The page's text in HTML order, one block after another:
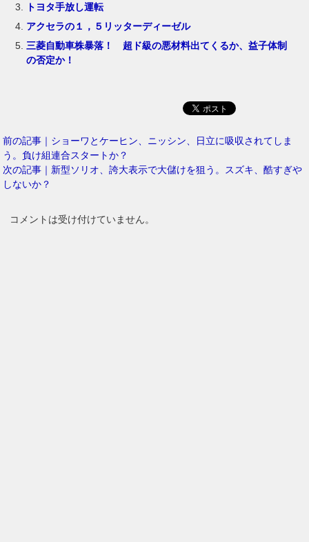
トヨタ手放し運転
アクセラの１，５リッターディーゼル
三菱自動車株暴落！ 超ド級の悪材料出てくるか、益子体制
の否定か！
前の記事｜ショーワとケーヒン、ニッシン、日立に吸収されてしま
う。負け組連合スタートか？
次の記事｜新型ソリオ、誇大表示で大儲けを狙う。スズキ、酷すぎや
しないか？
コメントは受け付けていません。